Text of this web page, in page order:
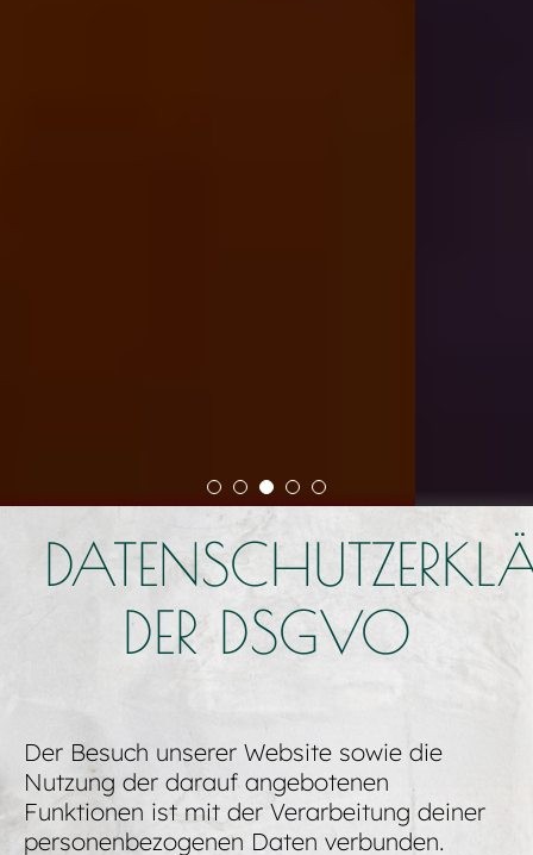
DER DSGVO
Der Besuch unserer Website sowie die
Nutzung der darauf angebotenen
Funktionen ist mit der Verarbeitung deiner
personenbezogenen Daten verbunden.